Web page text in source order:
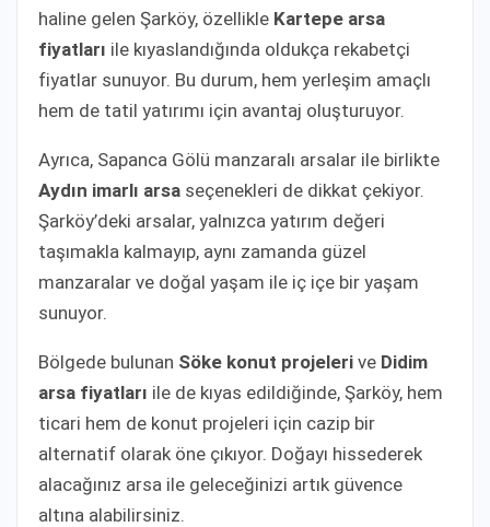
haline gelen Şarköy, özellikle Kartepe arsa
fiyatları ile kıyaslandığında oldukça rekabetçi
fiyatlar sunuyor. Bu durum, hem yerleşim amaçlı
hem de tatil yatırımı için avantaj oluşturuyor.
Ayrıca, Sapanca Gölü manzaralı arsalar ile birlikte
Aydın imarlı arsa seçenekleri de dikkat çekiyor.
Şarköy’deki arsalar, yalnızca yatırım değeri
taşımakla kalmayıp, aynı zamanda güzel
manzaralar ve doğal yaşam ile iç içe bir yaşam
sunuyor.
Bölgede bulunan Söke konut projeleri ve Didim
arsa fiyatları ile de kıyas edildiğinde, Şarköy, hem
ticari hem de konut projeleri için cazip bir
alternatif olarak öne çıkıyor. Doğayı hissederek
alacağınız arsa ile geleceğinizi artık güvence
altına alabilirsiniz.